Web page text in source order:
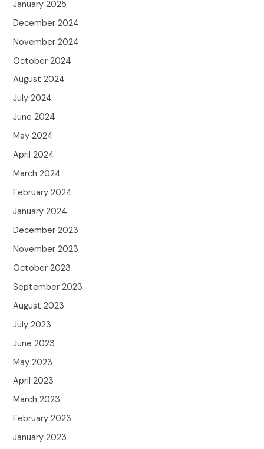
January 2025
December 2024
November 2024
October 2024
August 2024
July 2024
June 2024
May 2024
April 2024
March 2024
February 2024
January 2024
December 2023
November 2023
October 2023
September 2023
August 2023
July 2023
June 2023
May 2023
April 2023
March 2023
February 2023
January 2023